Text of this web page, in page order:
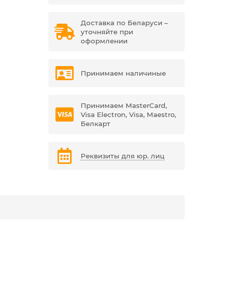
Доставка по Беларуси –
уточняйте при
оформлении
Принимаем наличиные
Принимаем MasterCard,
Visa Electron, Visa, Maestro,
Белкарт
Реквизиты для юр. лиц